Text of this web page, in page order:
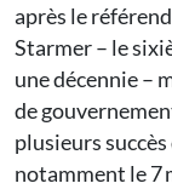
après le
Starmer – le
une décennie –
de
plusieurs
notamment le 7